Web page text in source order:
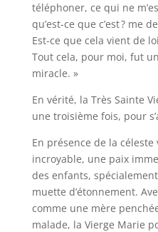
téléphoner, ce qui ne
qu’est-ce que c’est ? me
Est-ce que cela vient de
Tout cela, pour moi, fut
miracle. »
En vérité, la Très Sainte
une troisième fois, pour
En présence de la
incroyable, une paix
des enfants,
muette d’étonnement.
comme une mère
malade, la Vierge Marie